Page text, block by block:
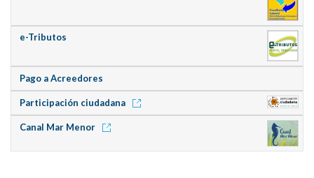
e-Tributos
Pago a Acreedores
Participación ciudadana
Canal Mar Menor